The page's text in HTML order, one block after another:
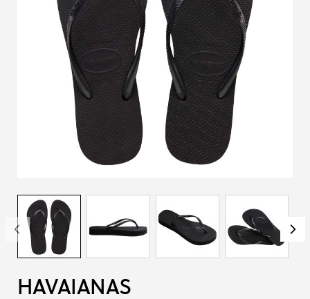
HAVAIANAS